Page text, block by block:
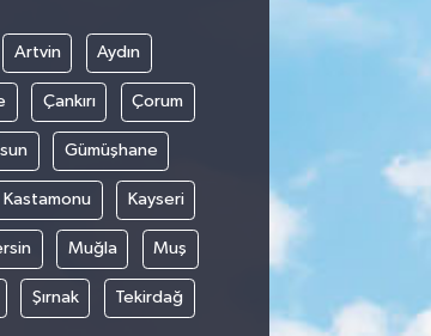
Artvin Aydın
Çankırı Çorum
Gümüşhane
Kastamonu Kayseri
Muğla Muş
Şırnak Tekirdağ